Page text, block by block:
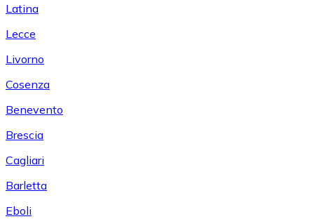
Latina
Lecce
Livorno
Cosenza
Benevento
Brescia
Cagliari
Barletta
Eboli